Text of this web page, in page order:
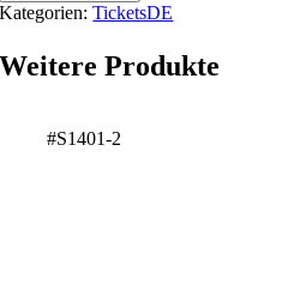
Kategorien:TicketsDE
Weitere Produkte
#S1401-2